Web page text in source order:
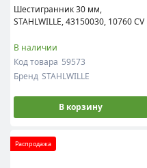
Шестигранник 30 мм,
STAHLWILLE, 43150030, 10760 CV
В наличии
Код товара 59573
Бренд STAHLWILLE
В корзину
Распродажа